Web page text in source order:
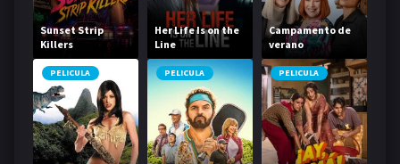
Sunset Strip
Killers
Her Life Is on the
Line
Campamento de
verano
PELICULA PELICULA PELICULA